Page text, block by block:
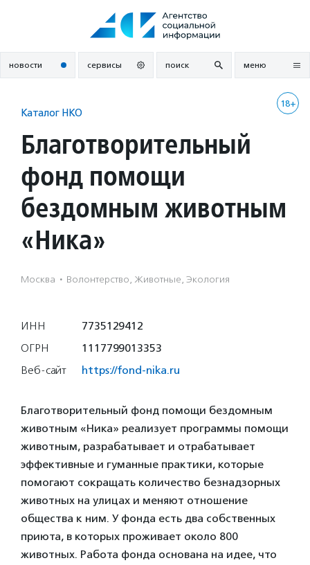
новости сервисы поиск меню
18+
Каталог НКО
Благотворительный
фонд помощи
бездомным животным
«Ника»
Москва · Волонтерство, Животные, Экология
ИНН
7735129412
ОГРН
1117799013353
Веб-сайт
https://fond-nika.ru
Благотворительный фонд помощи бездомным
животным «Ника» реализует программы помощи
животным, разрабатывает и отрабатывает
эффективные и гуманные практики, которые
помогают сокращать количество безнадзорных
животных на улицах и меняют отношение
общества к ним. У фонда есть два собственных
приюта, в которых проживает около 800
животных. Работа фонда основана на идее, что